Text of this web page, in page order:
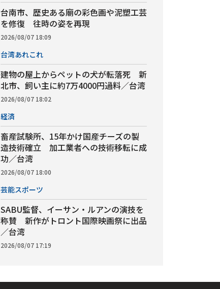
台南市、歴史ある廟の彩色画や泥塑工芸
を修復 往時の姿を再現
2026/08/07 18:09
台湾あれこれ
建物の屋上からペットの犬が転落死 新
北市、飼い主に約7万4000円過料／台湾
2026/08/07 18:02
経済
畜産試験所、15年かけ国産チーズの製
造技術確立 加工業者への技術移転に成
功／台湾
2026/08/07 18:00
芸能スポーツ
SABU監督、イーサン・ルアンの演技を
称賛 新作がトロント国際映画祭に出品
／台湾
2026/08/07 17:19